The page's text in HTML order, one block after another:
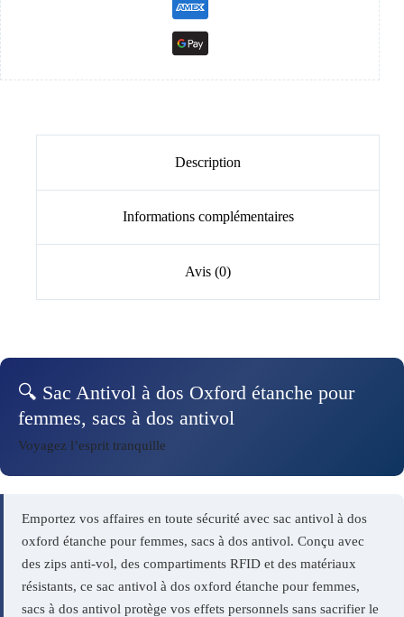
Description
Informations complémentaires
Avis (0)
🔍 Sac Antivol à dos Oxford étanche pour
femmes, sacs à dos antivol
Voyagez l’esprit tranquille
Emportez vos affaires en toute sécurité avec sac antivol à dos
oxford étanche pour femmes, sacs à dos antivol. Conçu avec
des zips anti-vol, des compartiments RFID et des matériaux
résistants, ce sac antivol à dos oxford étanche pour femmes,
sacs à dos antivol protège vos effets personnels sans sacrifier le